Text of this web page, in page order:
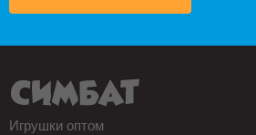
Игрушки оптом